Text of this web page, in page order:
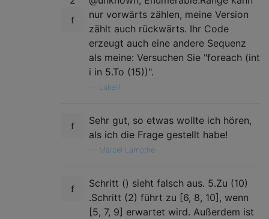
nur vorwärts zählen, meine Version
zählt auch rückwärts. Ihr Code
erzeugt auch eine andere Sequenz
als meine: Versuchen Sie "foreach (int
i in 5.To (15))".
LukeH
Sehr gut, so etwas wollte ich hören,
als ich die Frage gestellt habe!
Marcel Lamothe
Schritt () sieht falsch aus. 5.Zu (10)
.Schritt (2) führt zu [6, 8, 10], wenn
[5, 7, 9] erwartet wird. Außerdem ist